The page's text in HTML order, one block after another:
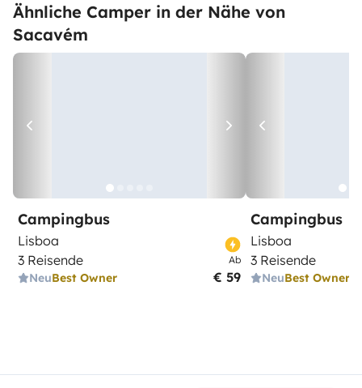
Ähnliche Camper in der Nähe von
Sacavém
Campingbus
Lisboa
3 Reisende
NeuBest Owner
Ab
€ 59
Campingbus
Lisboa
3 Reisende
NeuBest Owner